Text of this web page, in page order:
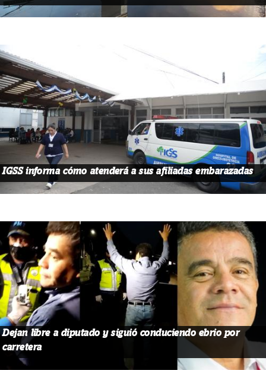
IGSS informa cómo atenderá a sus afiliadas embarazadas
Dejan libre a diputado y siguió conduciendo ebrio por
carretera